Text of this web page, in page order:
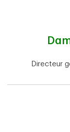
Directeur